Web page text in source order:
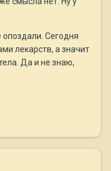
Сегодня
лекарств, а значит
Да и не знаю,